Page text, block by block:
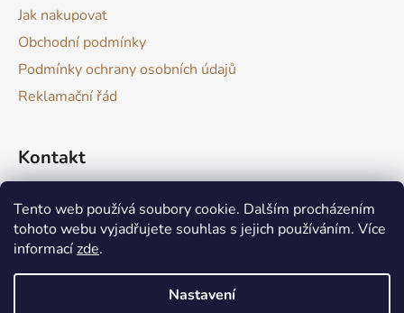
Tento web používá soubory cookie. Dalším procházením
tohoto webu vyjadřujete souhlas s jejich používáním. Více
informacízde.
Nastavení
Jak nakupovat
Obchodní podmínky
Podmínky ochrany osobních údajů
Reklamační řád
Kontakt
drevokazuv @gmail.com